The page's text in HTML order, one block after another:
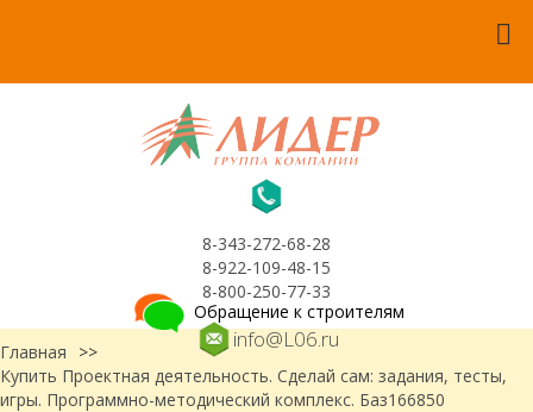
8-343-272-68-28
8-922-109-48-15
8-800-250-77-33
info@L06.ru
Обращение к строителям
Главная
>>
Купить Проектная деятельность. Сделай сам: задания, тесты,
игры. Программно-методический комплекс. Баз166850